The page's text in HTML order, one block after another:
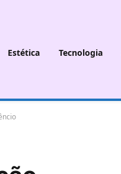
Estética Tecnologia